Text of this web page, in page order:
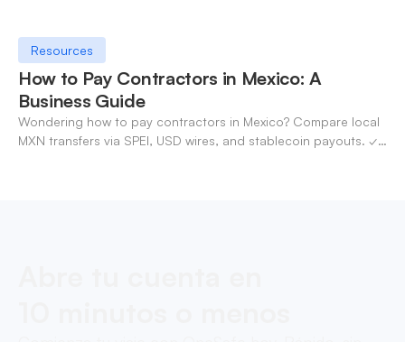
Resources
How to Pay Contractors in Mexico: A
Business Guide
Wondering how to pay contractors in Mexico? Compare local
MXN transfers via SPEI, USD wires, and stablecoin payouts. ✓